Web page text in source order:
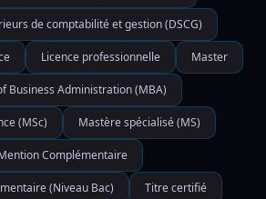
de comptabilité et gestion (DSCG)
Licence professionnelle Master
Business Administration (MBA)
(MSc) Mastère spécialisé (MS)
Complémentaire
(Niveau Bac) Titre certifié